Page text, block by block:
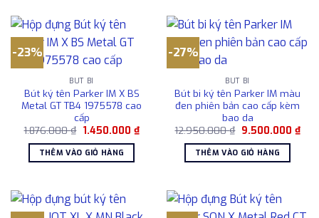
-23%
BÚT BI
Bút ký tên Parker IM X BS
Metal GT TB4 1975578 cao
cấp
1.876.000₫ Giá
là:
1.876.000 ₫.
1.450.000 ₫Giá
hiện
1.450.000 ₫.
THÊM VÀO GIỎ HÀNG
-27%
BÚT BI
Bút bi ký tên Parker IM màu
đen phiên bản cao cấp kèm
bao da
12.950.000₫ Giá
là:
12.950.000 ₫.
9.500.000 ₫Giá
hiện
THÊM VÀO GIỎ HÀNG